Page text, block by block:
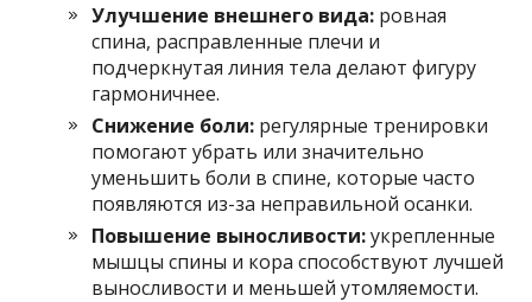
Улучшение внешнего вида: ровная
спина, расправленные плечи и
подчеркнутая линия тела делают фигуру
гармоничнее.
Снижение боли: регулярные тренировки
помогают убрать или значительно
уменьшить боли в спине, которые часто
появляются из-за неправильной осанки.
Повышение выносливости:укрепленные
мышцы спины и кора способствуют лучшей
выносливости и меньшей утомляемости.